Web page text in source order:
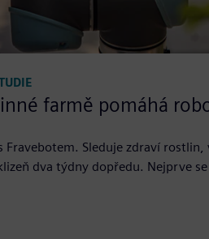
farmě pomáhá
Fravebotem. Sleduje zdraví rostlin,
dva týdny dopředu. Nejprve